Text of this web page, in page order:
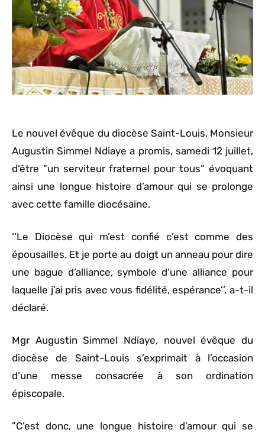
Le nouvel évêque du diocèse Saint-Louis, Monsieur
Augustin Simmel Ndiaye a promis, samedi 12 juillet,
d’être ”un serviteur fraternel pour tous” évoquant
ainsi une longue histoire d’amour qui se prolonge
avec cette famille diocésaine.
‘’Le Diocèse qui m’est confié c’est comme des
épousailles. Et je porte au doigt un anneau pour dire
une bague d’alliance, symbole d’une alliance pour
laquelle j’ai pris avec vous fidélité, espérance’’, a-t-il
déclaré.
Mgr Augustin Simmel Ndiaye, nouvel évêque du
diocèse de Saint-Louis s’exprimait à l’occasion
d’une messe consacrée à son ordination
épiscopale.
”C’est donc, une longue histoire d’amour qui se